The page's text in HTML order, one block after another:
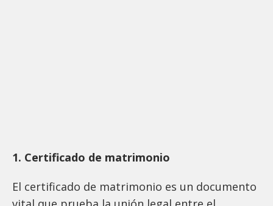
1. Certificado de matrimonio
El certificado de matrimonio es un documento